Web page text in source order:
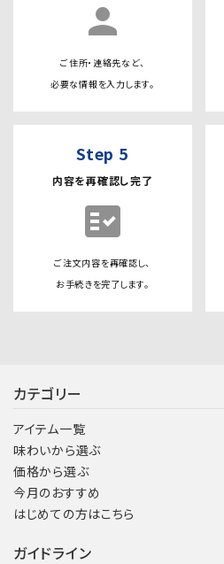
person
ご住所・連絡先など、
必要な情報を入力します。
Step 5
内容を再確認し完了
fact_check
ご注文内容を再確認し、
お手続きを完了します。
カテゴリー
アイテム一覧
味わいから選ぶ
価格から選ぶ
今月のおすすめ
はじめての方はこちら
ガイドライン